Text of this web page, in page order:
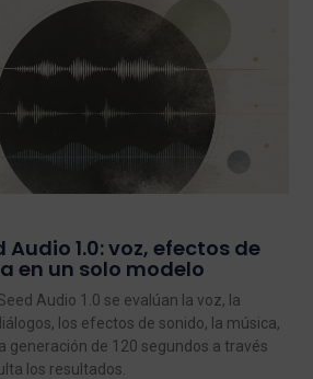
Audio 1.0: voz, efectos de
en un solo modelo
Audio 1.0 se evalúan la voz, la
los efectos de sonido, la música,
generación de 120 segundos a través
los resultados.